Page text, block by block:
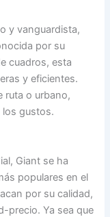
y vanguardista,
por su
cuadros, esta
y eficientes.
ruta o urbano,
gustos.
Giant se ha
populares en el
por su calidad,
precio. Ya sea que